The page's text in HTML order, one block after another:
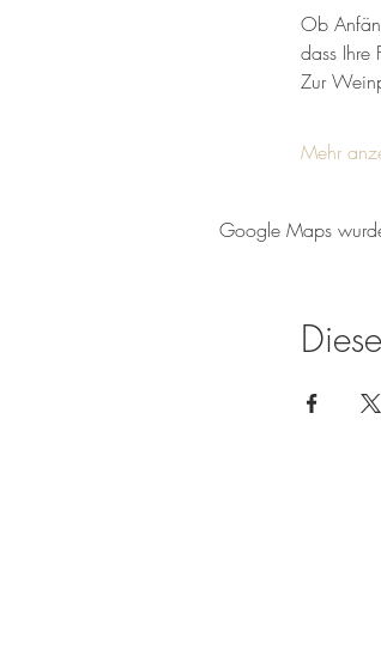
Ob
dass Ihre
Zur
Mehr
Google Maps